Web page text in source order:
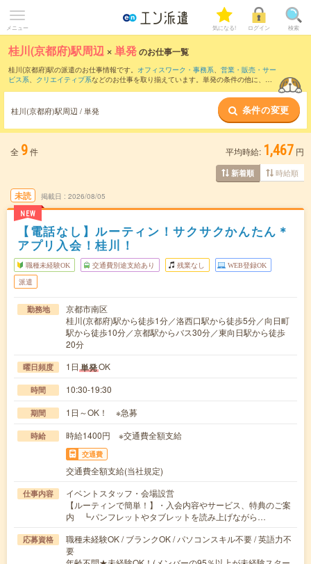
メニュー 気になる! ログイン 検索
桂川(京都府)駅周辺 ×単発のお仕事一覧
桂川(京都府)駅の派遣のお仕事情報です。 オフィスワーク・事務系、 営業・販売・サー
ビス系、 クリエイティブ系などのお仕事を取り揃えています。単発の条件の他に、 交
桂川(京都府)駅周辺 / 単発 条件の変更
全 9件 平均時給: 1,467 円
新着順 時給順
未読
NEW
掲載日 2026/08/05
【電話なし】ルーティン！サクサクかんたん＊
アプリ入会！桂川！
職種未経験OK 交通費別途支給あり 残業なし WEB登録OK
派遣
勤務地
京都市南区
桂川(京都府)駅から徒歩1分／洛西口駅から徒歩5分／向日町
駅から徒歩10分／京都駅からバス30分／東向日駅から徒歩
20分
曜日頻度 1日 単発OK
時間 10:30-19:30
期間 1日～OK！ ※急募
時給 時給1400円 ※交通費全額支給
交通費
交通費全額支給(当社規定)
仕事内容
イベントスタッフ・会場設営
【ルーティンで簡単！】・入会内容やサービス、特典のご案
内 ┗パンフレットやタブレットを読み上げながら…
応募資格
職種未経験OK / ブランクOK / パソコンスキル不要 / 英語力不
要